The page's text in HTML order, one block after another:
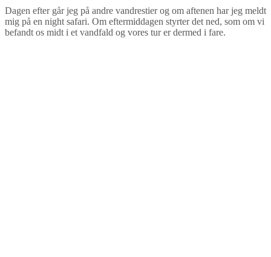
Dagen efter går jeg på andre vandrestier og om aftenen har jeg meldt
mig på en night safari. Om eftermiddagen styrter det ned, som om vi
befandt os midt i et vandfald og vores tur er dermed i fare.